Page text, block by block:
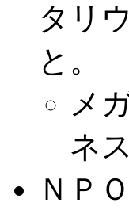
タリ
と。
メ
ネ
ＮＰ